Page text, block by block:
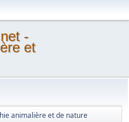
-
et
animalière et de nature